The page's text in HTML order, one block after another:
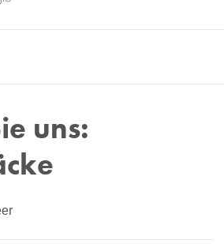
uns: